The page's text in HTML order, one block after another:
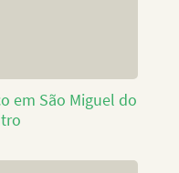
em São Miguel do